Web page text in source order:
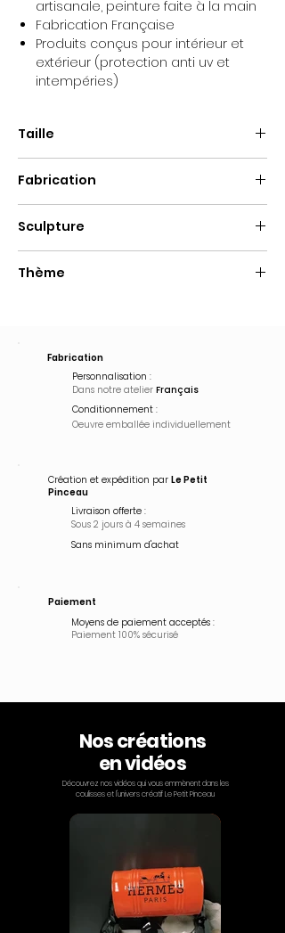
artisanale, peinture faite à la main
Fabrication Française
Produits conçus pour intérieur et
extérieur (protection anti uv et
intempéries)
Taille
Fabrication
Sculpture
Thème
Fabrication
Personnalisation :
Dans notre atelier Français
Conditionnement :
Oeuvre emballée individuellement
Création et expédition par Le Petit
Pinceau
Livraison offerte :
Sous 2 jours à 4 semaines
Sans minimum d'achat
Paiement
Moyens de paiement acceptés :
Paiement 100% sécurisé
Nos créations
en vidéos
Découvrez nos vidéos qui vous emmènent dans les
coulisses et l'univers créatif Le Petit Pinceau